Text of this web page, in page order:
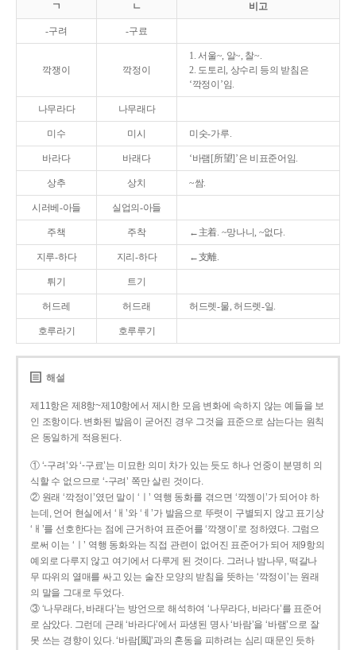
ㄱ ㄴ 비고
-구려 -구료
깍쟁이 깍정이
1. 서울~, 알~, 찰~.
2. 도토리, 상수리 등의 받침은
‘깍정이’임.
나무라다 나무래다
미수 미시 미숫-가루.
바라다 바래다 ‘바램[所望]’은 비표준어임.
상추 상치 ~쌈.
시러베-아들 실업의-아들
주책 주착 ←主着. ~망나니, ~없다.
지루-하다 지리-하다 ←支離.
튀기 트기
허드레 허드래 허드렛-물, 허드렛-일.
호루라기 호루루기
해설
제11항은 제8항~제10항에서 제시한 모음 변화에 속하지 않는 예들을 보
인 조항이다. 변화된 발음이 굳어진 경우 그것을 표준으로 삼는다는 원칙
은 동일하게 적용된다.
① ‘-구려’와 ‘-구료’는 미묘한 의미 차가 있는 듯도 하나 언중이 분명히 의
식할 수 없으므로 ‘-구려’ 쪽만 살린 것이다.
② 원래 ‘깍정이’였던 말이 ‘ㅣ’ 역행 동화를 겪으면 ‘깍젱이’가 되어야 하
는데, 언어 현실에서 ‘ㅐ’와 ‘ㅔ’가 발음으로 뚜렷이 구별되지 않고 표기상
‘ㅐ’를 선호한다는 점에 근거하여 표준어를 ‘깍쟁이’로 정하였다. 그럼으
로써 이는 ‘ㅣ’ 역행 동화와는 직접 관련이 없어진 표준어가 되어 제9항의
예외로 다루지 않고 여기에서 다루게 된 것이다. 그러나 밤나무, 떡갈나
무 따위의 열매를 싸고 있는 술잔 모양의 받침을 뜻하는 ‘깍정이’는 원래
의 말을 그대로 두었다.
③ ‘나무래다, 바래다’는 방언으로 해석하여 ‘나무라다, 바라다’를 표준어
로 삼았다. 그런데 근래 ‘바라다’에서 파생된 명사 ‘바람’을 ‘바램’으로 잘
못 쓰는 경향이 있다. ‘바람[風]’과의 혼동을 피하려는 심리 때문인 듯하